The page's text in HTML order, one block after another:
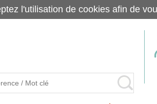
l'utilisation de cookies afin de